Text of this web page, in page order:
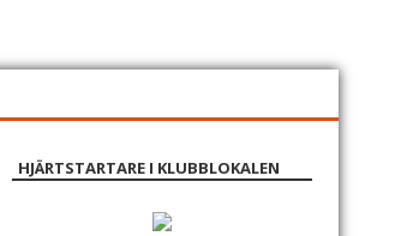
HJÄRTSTARTARE I KLUBBLOKALEN